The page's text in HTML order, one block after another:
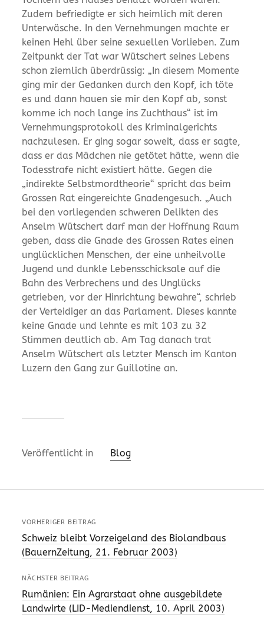
Zudem befriedigte er sich heimlich mit deren
Unterwäsche. In den Vernehmungen machte er
keinen Hehl über seine sexuellen Vorlieben. Zum
Zeitpunkt der Tat war Wütschert seines Lebens
schon ziemlich überdrüssig: „In diesem Momente
ging mir der Gedanken durch den Kopf, ich töte
es und dann hauen sie mir den Kopf ab, sonst
komme ich noch lange ins Zuchthaus“ ist im
Vernehmungsprotokoll des Kriminalgerichts
nachzulesen. Er ging sogar soweit, dass er sagte,
dass er das Mädchen nie getötet hätte, wenn die
Todesstrafe nicht existiert hätte. Gegen die
„indirekte Selbstmordtheorie“ spricht das beim
Grossen Rat eingereichte Gnadengesuch. „Auch
bei den vorliegenden schweren Delikten des
Anselm Wütschert darf man der Hoffnung Raum
geben, dass die Gnade des Grossen Rates einen
unglücklichen Menschen, der eine unheilvolle
Jugend und dunkle Lebensschicksale auf die
Bahn des Verbrechens und des Unglücks
getrieben, vor der Hinrichtung bewahre“, schrieb
der Verteidiger an das Parlament. Dieses kannte
keine Gnade und lehnte es mit 103 zu 32
Stimmen deutlich ab. Am Tag danach trat
Anselm Wütschert als letzter Mensch im Kanton
Luzern den Gang zur Guillotine an.
Veröffentlicht in Blog
VORHERIGER BEITRAG
Schweiz bleibt Vorzeigeland des Biolandbaus
(BauernZeitung, 21. Februar 2003)
NÄCHSTER BEITRAG
Rumänien: Ein Agrarstaat ohne ausgebildete
Landwirte (LID-Mediendienst, 10. April 2003)